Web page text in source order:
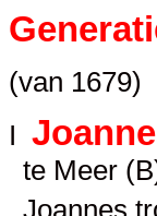
(van 1679)
I
te Meer